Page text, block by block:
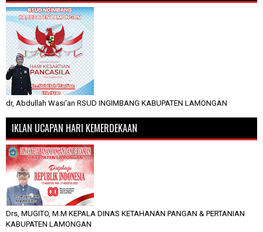
dr, Abdullah Wasi'an RSUD INGIMBANG KABUPATEN LAMONGAN
IKLAN UCAPAN HARI KEMERDEKAAN
Drs, MUGITO, M.M KEPALA DINAS KETAHANAN PANGAN & PERTANIAN
KABUPATEN LAMONGAN